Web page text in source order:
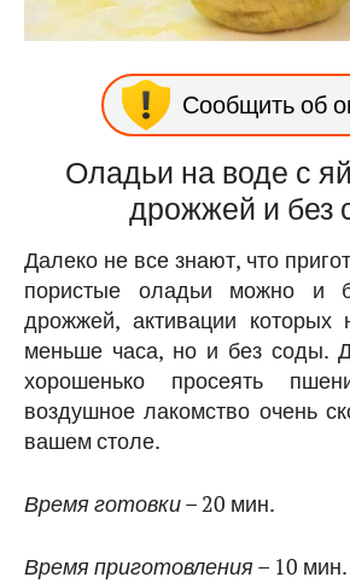
Сообщить об
Оладьи на воде с
дрожжей и без
Далеко не все знают, что
пористые оладьи можно и
дрожжей, активации
меньше часа, но и без соды.
хорошенько просеять
воздушное лакомство очень
вашем столе.
Время готовки– 20 мин.
Время приготовления– 10 мин.